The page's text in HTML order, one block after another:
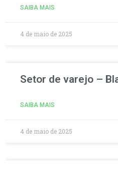
SAIBA MAIS
4 de maio de 2025
Setor de varejo –
SAIBA MAIS
4 de maio de 2025